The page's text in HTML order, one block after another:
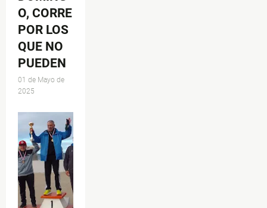
O, CORRE
POR LOS
QUE NO
PUEDEN
01 de Mayo de
2025